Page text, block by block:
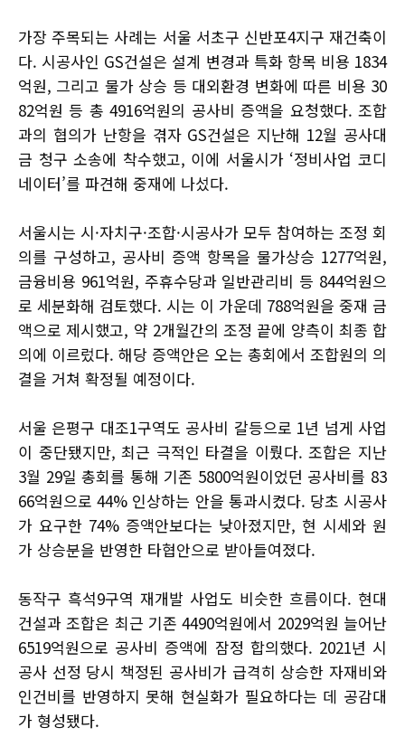
가장 주목되는 사례는 서울 서초구 신반포4지구 재건축이
다. 시공사인 GS건설은 설계 변경과 특화 항목 비용 1834
억원, 그리고 물가 상승 등 대외환경 변화에 따른 비용 30
82억원 등 총 4916억원의 공사비 증액을 요청했다. 조합
과의 협의가 난항을 겪자 GS건설은 지난해 12월 공사대
금 청구 소송에 착수했고, 이에 서울시가 ‘정비사업 코디
네이터’를 파견해 중재에 나섰다.
서울시는 시·자치구·조합·시공사가 모두 참여하는 조정 회
의를 구성하고, 공사비 증액 항목을 물가상승 1277억원,
금융비용 961억원, 주휴수당과 일반관리비 등 844억원으
로 세분화해 검토했다. 시는 이 가운데 788억원을 중재 금
액으로 제시했고, 약 2개월간의 조정 끝에 양측이 최종 합
의에 이르렀다. 해당 증액안은 오는 총회에서 조합원의 의
결을 거쳐 확정될 예정이다.
서울 은평구 대조1구역도 공사비 갈등으로 1년 넘게 사업
이 중단됐지만, 최근 극적인 타결을 이뤘다. 조합은 지난
3월 29일 총회를 통해 기존 5800억원이었던 공사비를 83
66억원으로 44% 인상하는 안을 통과시켰다. 당초 시공사
가 요구한 74% 증액안보다는 낮아졌지만, 현 시세와 원
가 상승분을 반영한 타협안으로 받아들여졌다.
동작구 흑석9구역 재개발 사업도 비슷한 흐름이다. 현대
건설과 조합은 최근 기존 4490억원에서 2029억원 늘어난
6519억원으로 공사비 증액에 잠정 합의했다. 2021년 시
공사 선정 당시 책정된 공사비가 급격히 상승한 자재비와
인건비를 반영하지 못해 현실화가 필요하다는 데 공감대
가 형성됐다.